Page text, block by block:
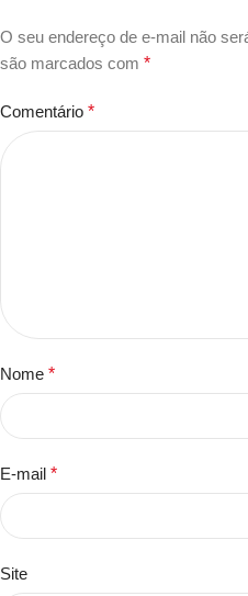
O seu endereço de e-mail não
são marcados com *
Comentário *
Nome *
E-mail *
Site